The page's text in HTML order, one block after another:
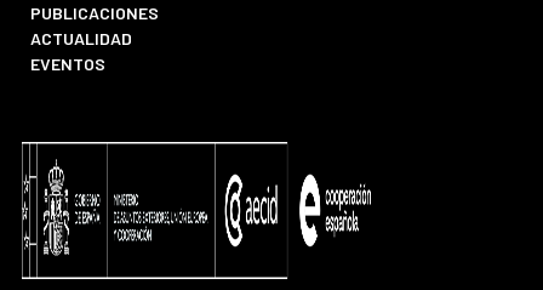
PUBLICACIONES
ACTUALIDAD
EVENTOS